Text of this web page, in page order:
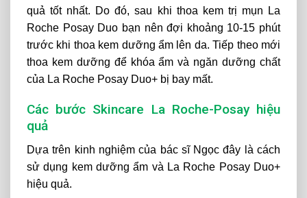
quả tốt nhất. Do đó, sau khi thoa kem trị mụn La
Roche Posay Duo bạn nên đợi khoảng 10-15 phút
trước khi thoa kem dưỡng ẩm lên da. Tiếp theo mới
thoa kem dưỡng để khóa ẩm và ngăn dưỡng chất
của La Roche Posay Duo+ bị bay mất.
Các bước Skincare La Roche-Posay hiệu
quả
Dựa trên kinh nghiệm của bác sĩ Ngọc đây là cách
sử dụng kem dưỡng ẩm và La Roche Posay Duo+
hiệu quả.